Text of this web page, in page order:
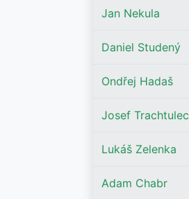
Jan Nekula
Daniel Studený
Ondřej Hadaš
Josef Trachtulec
Lukáš Zelenka
Adam Chabr